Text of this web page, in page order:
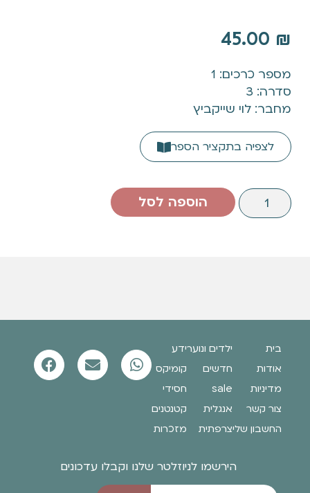
45.00 ₪
מספר כרכים: 1
סדרה: 3
מחבר: לוי שייקביץ
לצפיה בתקציר הספר
הוספה לסל
בית
אודות
מדיניות
צור קשר
החשבון שלי
ילדים ונוער
חדשים
sale
אנגלית
צרפתית
ידע
קומיקס
חסידי
קטנטנים
מזכרות
הירשמו לניוזלטר שלנו וקבלו עדכונים